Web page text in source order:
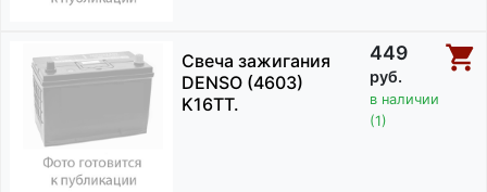
Свеча зажигания
DENSO (4603)
K16TT.
449
руб.
в наличии
(1)